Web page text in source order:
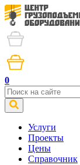
0
Услуги
Проекты
Цены
Справочник